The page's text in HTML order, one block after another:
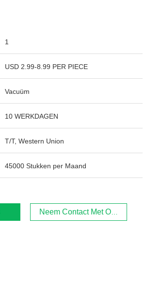
1
USD 2.99-8.99 PER PIECE
Vacuüm
10 WERKDAGEN
T/T, Western Union
45000 Stukken per Maand
Neem Contact Met Ons Op